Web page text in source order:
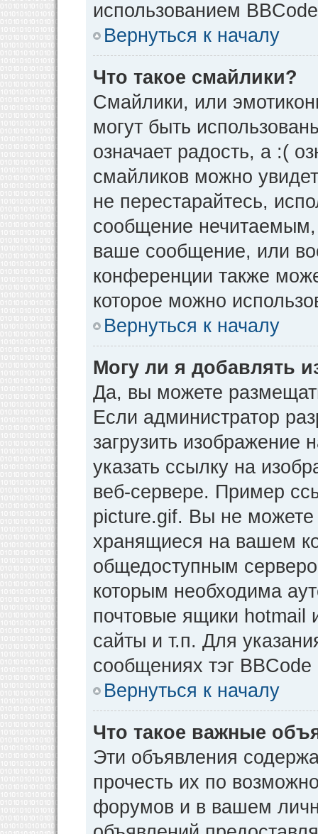
использованием
Вернуться к началу
Что такое смайлики?
Смайлики, или
могут быть
означает радость, а :(
смайликов можно
не перестарайтесь,
сообщение нечитаемым,
ваше сообщение, или
конференции также
которое можно
Вернуться к началу
Могу ли я добавлять
Да, вы можете
Если администратор
загрузить
указать ссылку на
веб-сервере. Пример
picture.gif. Вы не можете
хранящиеся на вашем
общедоступным
которым необходима
почтовые ящики
сайты и т.п. Для
сообщениях тэг BBCode
Вернуться к началу
Что такое важные
Эти объявления
прочесть их по
форумов и в вашем